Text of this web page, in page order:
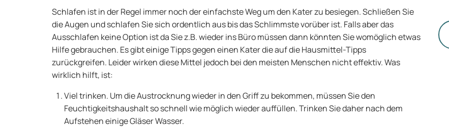
Schlafen ist in der Regel immer noch der einfachste Weg um den Kater zu besiegen. Schließen Sie
die Augen und schlafen Sie sich ordentlich aus bis das Schlimmste vorüber ist. Falls aber das
Ausschlafen keine Option ist da Sie z.B. wieder ins Büro müssen dann könnten Sie womöglich etwas
Hilfe gebrauchen. Es gibt einige Tipps gegen einen Kater die auf die Hausmittel-Tipps
zurückgreifen. Leider wirken diese Mittel jedoch bei den meisten Menschen nicht effektiv. Was
wirklich hilft, ist:
Viel trinken. Um die Austrocknung wieder in den Griff zu bekommen, müssen Sie den
Feuchtigkeitshaushalt so schnell wie möglich wieder auffüllen. Trinken Sie daher nach dem
Aufstehen einige Gläser Wasser.